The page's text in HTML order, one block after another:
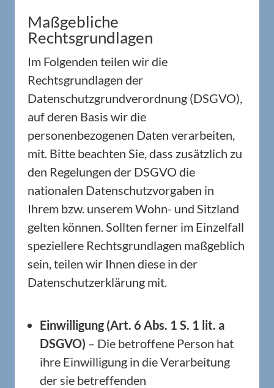
Maßgebliche
Rechtsgrundlagen
Im Folgenden teilen wir die
Rechtsgrundlagen der
Datenschutzgrundverordnung (DSGVO),
auf deren Basis wir die
personenbezogenen Daten verarbeiten,
mit. Bitte beachten Sie, dass zusätzlich zu
den Regelungen der DSGVO die
nationalen Datenschutzvorgaben in
Ihrem bzw. unserem Wohn- und Sitzland
gelten können. Sollten ferner im Einzelfall
speziellere Rechtsgrundlagen maßgeblich
sein, teilen wir Ihnen diese in der
Datenschutzerklärung mit.
Einwilligung (Art. 6 Abs. 1 S. 1 lit. a
DSGVO) – Die betroffene Person hat
ihre Einwilligung in die Verarbeitung
der sie betreffenden